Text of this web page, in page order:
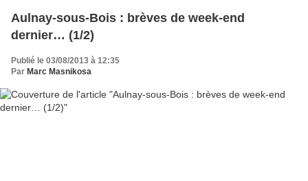
Aulnay-sous-Bois : brèves de week-end
dernier… (1/2)
Publié le 03/08/2013 à 12:35
Par Marc Masnikosa